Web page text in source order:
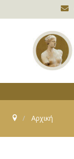
Αρχική